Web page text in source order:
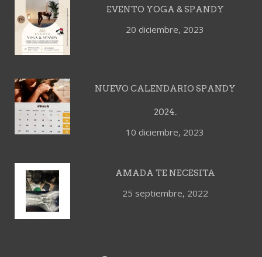
EVENTO YOGA & SPANDY
20 diciembre, 2023
NUEVO CALENDARIO SPANDY
2024.
10 diciembre, 2023
AMADA TE NECESITA
25 septiembre, 2022